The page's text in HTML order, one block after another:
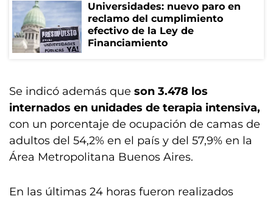
Universidades: nuevo paro en
reclamo del cumplimiento
efectivo de la Ley de
Financiamiento
Se indicó además que son 3.478 los
internados en unidades de terapia intensiva,
con un porcentaje de ocupación de camas de
adultos del 54,2% en el país y del 57,9% en la
Área Metropolitana Buenos Aires.
En las últimas 24 horas fueron realizados